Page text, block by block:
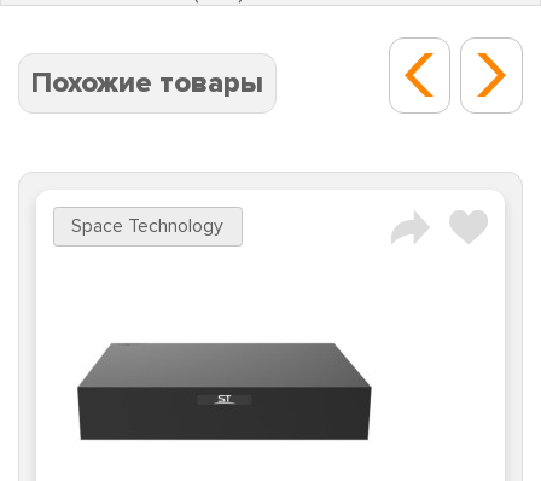
Похожие товары
Space Technology